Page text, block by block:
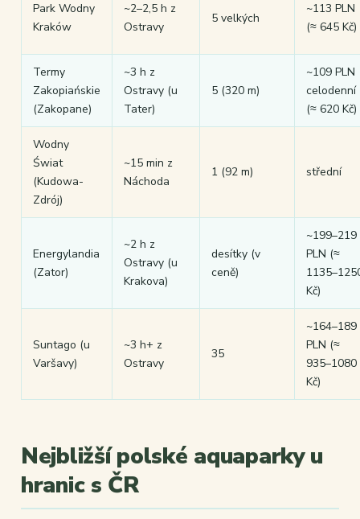
Park Wodny
Kraków
~2–2,5 h z
Ostravy
5 velkých
~113 PLN
(≈ 645 Kč)
Termy
Zakopiańskie
(Zakopane)
~3 h z
Ostravy (u
Tater)
5 (320 m)
~109 PLN
celodenní
(≈ 620 Kč)
Wodny
Świat
(Kudowa-
Zdrój)
~15 min z
Náchoda
1 (92 m) střední
Energylandia
(Zator)
~2 h z
Ostravy (u
Krakova)
desítky (v
ceně)
~199–219
PLN (≈
Kč)
Suntago (u
Varšavy)
~3 h+ z
Ostravy
35
~164–189
PLN (≈
935–1080
Kč)
Nejbližší polské aquaparky u
hranic s ČR